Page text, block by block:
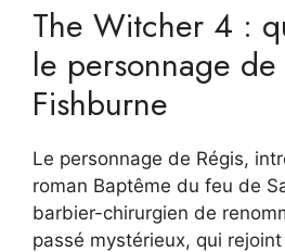
The Witcher 4 :
le personnage
Fishburne
Le personnage de Régis,
roman Baptême du feu de
barbier-chirurgien de
passé mystérieux, qui